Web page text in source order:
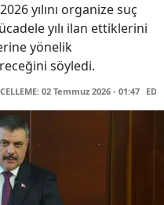
yılını organize suç
yılı ilan ettiklerini
yönelik
söyledi.
02 Temmuz 2026 - 01:47